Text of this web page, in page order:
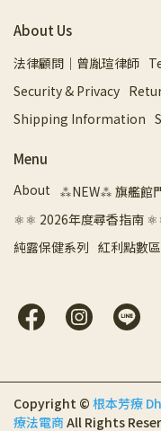
About Us
法律顧問｜曾胤瑄律師
Security & Privacy
Shipping Information
Menu
About ⁂NEW⁂ 旗艦館
⚛︎⚛︎ 2026年度尋香指南
純露保健系列 紅利點數區
Copyright © 根本芳療
療法電商All Rights